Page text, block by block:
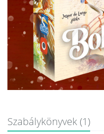
Szabálykönyvek (1)